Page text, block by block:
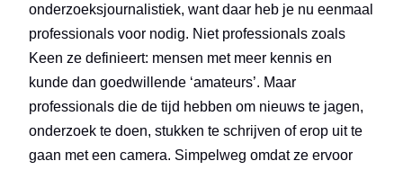
onderzoeksjournalistiek, want daar heb je nu eenmaal
professionals voor nodig. Niet professionals zoals
Keen ze definieert: mensen met meer kennis en
kunde dan goedwillende ‘amateurs’. Maar
professionals die de tijd hebben om nieuws te jagen,
onderzoek te doen, stukken te schrijven of erop uit te
gaan met een camera. Simpelweg omdat ze ervoor